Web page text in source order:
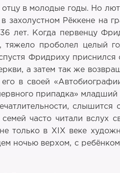
в молодые годы. Но
Рёккене на
лет. Когда первенцу
тяжело проболел целый
Фридриху приснился
а затем так же
в своей
припадка»
слышится
часто читали вслух
только в XIX веке
ночью верхом, с ребёнком